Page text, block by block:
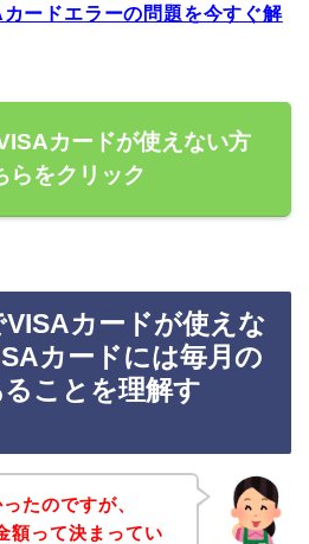
ードエラーの問題を今すぐ解
カードが使えない方
らをクリック
カードが使えな
カードには毎月の
ことを理解す
たのですが、
額って決まってい